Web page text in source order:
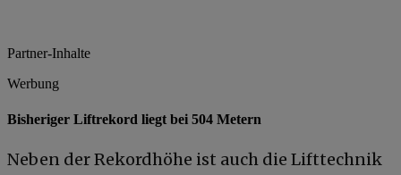
Partner-Inhalte
Werbung
Bisheriger Liftrekord liegt bei 504 Metern
Neben der Rekordhöhe ist auch die Lifttechnik